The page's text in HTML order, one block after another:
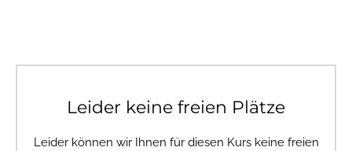
Leider keine freien Plätze
Leider können wir Ihnen für diesen Kurs keine freien